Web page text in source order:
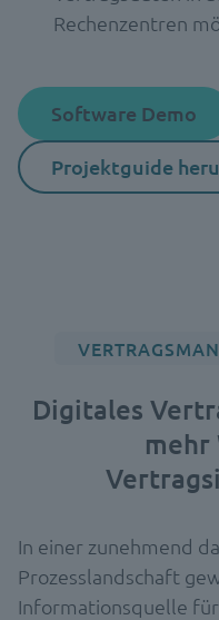
Rechenzentren
Software Demo
Projektguide
Digitales
mehr
In einer zunehmend
Prozesslandschaft
Informationsquelle